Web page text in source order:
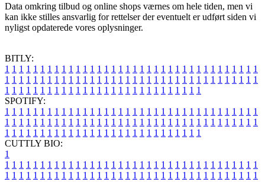
Data omkring tilbud og online shops værnes om hele tiden, men vi
kan ikke stilles ansvarlig for rettelser der eventuelt er udført siden vi
nyligst opdaterede vores oplysninger.
BITLY:
1 1 1 1 1 1 1 1 1 1 1 1 1 1 1 1 1 1 1 1 1 1 1 1 1 1 1 1 1 1 1 1 1 1 1 1
1 1 1 1 1 1 1 1 1 1 1 1 1 1 1 1 1 1 1 1 1 1 1 1 1 1 1 1 1 1 1 1 1 1 1 1
1 1 1 1 1 1 1 1 1 1 1 1 1 1 1 1 1 1 1 1 1 1 1 1 1 1 1 1
SPOTIFY:
1 1 1 1 1 1 1 1 1 1 1 1 1 1 1 1 1 1 1 1 1 1 1 1 1 1 1 1 1 1 1 1 1 1 1 1
1 1 1 1 1 1 1 1 1 1 1 1 1 1 1 1 1 1 1 1 1 1 1 1 1 1 1 1 1 1 1 1 1 1 1 1
1 1 1 1 1 1 1 1 1 1 1 1 1 1 1 1 1 1 1 1 1 1 1 1 1 1 1 1
CUTTLY BIO:
1
1 1 1 1 1 1 1 1 1 1 1 1 1 1 1 1 1 1 1 1 1 1 1 1 1 1 1 1 1 1 1 1 1 1 1 1
1 1 1 1 1 1 1 1 1 1 1 1 1 1 1 1 1 1 1 1 1 1 1 1 1 1 1 1 1 1 1 1 1 1 1 1